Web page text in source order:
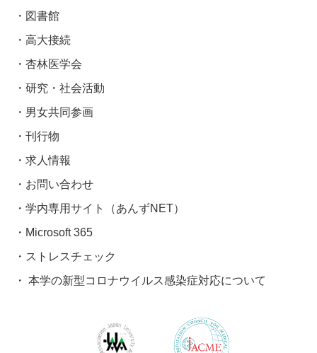
図書館
高大接続
杏林医学会
研究・社会活動
男女共同参画
刊行物
求人情報
お問い合わせ
学内専用サイト（あんずNET）
Microsoft 365
ストレスチェック
本学の新型コロナウイルス感染症対応について